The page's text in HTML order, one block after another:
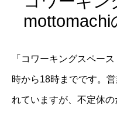
mottomachi
「コワーキングスペー
時から18時までです。
れていますが、不定休